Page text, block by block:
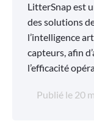
LitterSnap est
des solutions
l’intelligence
capteurs, afin
l’efficacité
Publié le 20